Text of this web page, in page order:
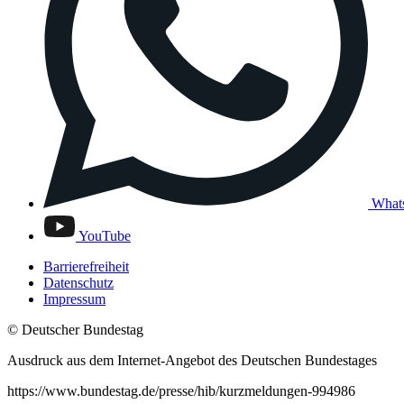
YouTube
Barrierefreiheit
Datenschutz
Impressum
© Deutscher Bundestag
Ausdruck aus dem Internet-Angebot des Deutschen Bundestages
https://www.bundestag.de/presse/hib/kurzmeldungen-994986